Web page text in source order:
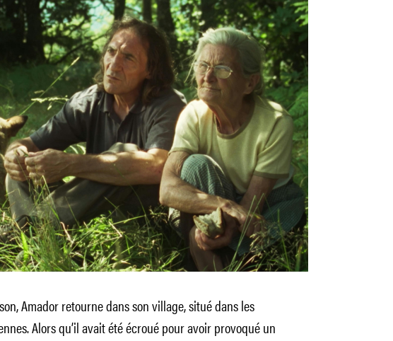
Amador retourne dans son village, situé dans les
Alors qu’il avait été écroué pour avoir provoqué un